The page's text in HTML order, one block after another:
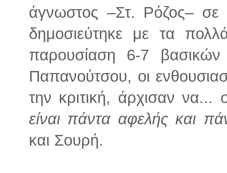
άγνωστος –Στ. Ρόζος– σε
δημοσιεύτηκε με τα
παρουσίαση 6-7 βασικών
Παπανούτσου, οι
την κριτική, άρχισαν να...
είναι πάντα αφελής και
και Σουρή.